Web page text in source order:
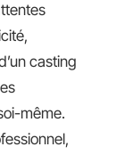
casting
même.